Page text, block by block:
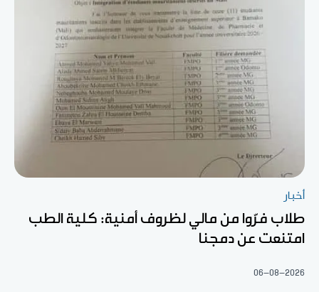
أخبار
طلاب فرّوا من مالي لظروف أمنية: كلية الطب
امتنعت عن دمجنا
06-08-2026